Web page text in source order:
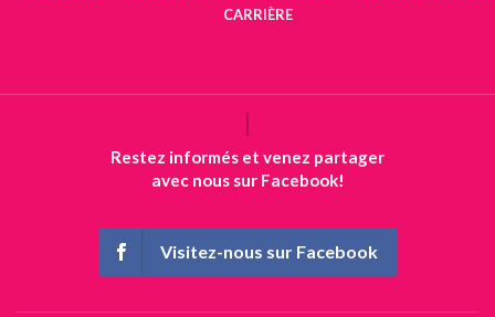
CARRIÈRE
Restez informés et venez partager
avec nous sur Facebook!
Visitez-nous sur Facebook